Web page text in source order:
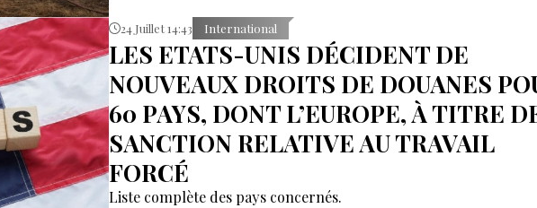
24 Juillet 14:43 International
LES ETATS-UNIS DÉCIDENT DE
NOUVEAUX DROITS DE DOUANES
60 PAYS, DONT L’EUROPE, À TITRE
SANCTION RELATIVE AU TRAVAIL
FORCÉ
Liste complète des pays concernés.